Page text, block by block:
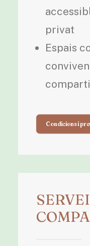
privat
Espais
Condicions i